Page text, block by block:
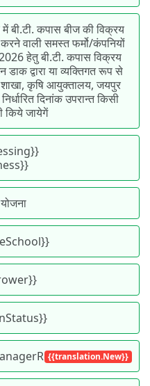
बी.टी. कपास बीज की विक्रय
वाली समस्त फर्मो/कंपनियों
हेतु बी.टी. कपास विक्रय
द्वारा या व्यक्तिगत रूप से
कृषि आयुक्तालय, जयपुर
दिनांक उपरान्त किसी
किये जायेगें
{{translation.New}}